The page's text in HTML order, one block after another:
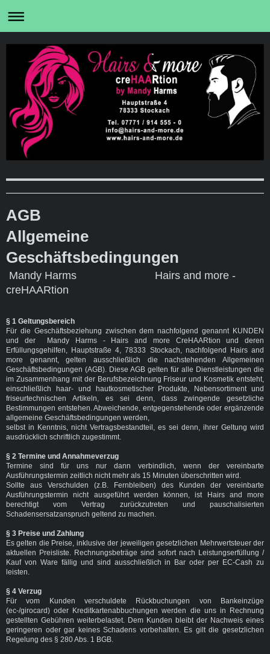
AGB
Allgemeine
Geschäftsbedingungen
Mandy Harms Hairs and more -
creHAARtion
§ 1 Geltungsbereich
Für die Geschäftsbeziehung zwischen dem nachfolgend genannt KUNDEN
und der Mandy Harms - Hairs and more CreHAARtion und deren
Erfüllungsgehilfen, Hauptstraße 4, 78333 Stockach, nachfolgend Hairs and
more genannt, gelten ausschließlich die nachstehenden Allgemeinen
Geschäftsbedingungen (AGB). Diese AGB gelten für alle Dienstleistungen die
im Zusammenhang mit der Berufsbezeichnung Friseur und Kosmetik entsteht,
einschließlich haar- und hautkosmetischer Produkte, Nebensortiment und
friseurtechnischen Artikeln, es sei denn, dass zwingende gesetzliche
Bestimmungen entstehen. Abweichende, entgegenstehende oder ergänzende
allgemeine Geschäftsbedingungen werden,
selbst in Kenntnis, nicht Vertragsbestandteil, es sei denn, ihrer Geltung wird
ausdrücklich schriftlich zugestimmt.
§ 2 Termine und Annahmeverzug
Termine sind für uns nur dann verbindlich, wenn der vereinbarte
Ausführungstermin zeitlich nicht mehr als 15 Minuten überschritten wird.
Sollte aus Verschulden (z.B. Fernbleiben) des Kunden der vereinbarte
Ausführungstermin nicht ausgeführt werden können, ist Hairs and more
berechtigt vom Vertrag zurückzutreten und pauschalisierten
Schadensersatzanspruch geltend zu machen.
§ 3 Preise und Zahlung
Es gelten die Preise, inklusive der jeweiligen gesetzlichen Mehrwertsteuer der
aktuellen Preisliste. Rechnungsbeträge sind sofort nach Leistungserfüllung /
Kauf von Ware fällig und sind ausschließlich in Bar oder per EC-Cash zu
leisten.
§ 4 Verzug
Für vom Kunden verschuldete Rückbuchungen von Bankeinzüge
(ec-/girocard) oder Kreditkartenabbuchungen werden die uns in Rechnung
gestellten Gebühren weiterbelastet. Dem Kunden bleibt der Nachweis eines
geringeren oder gar keines Schadens vorbehalten. Es gilt die gesetzlichen
Regelung des § 280 Abs. 1 BGB.